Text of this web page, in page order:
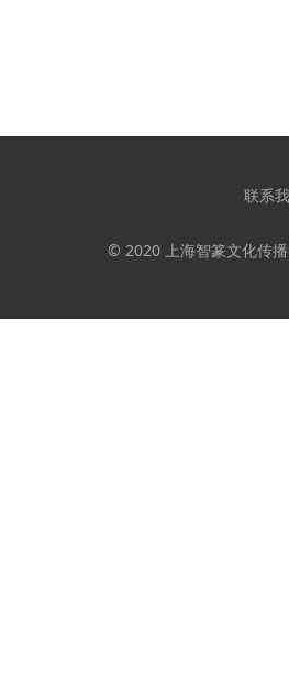
联系
© 2020 上海智篆文化传